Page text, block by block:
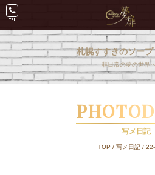
札幌すすきのソー
非日常の夢の世界
写メ日記
TOP /写メ日記 /